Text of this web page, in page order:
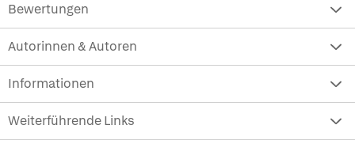
Bewertungen
Autorinnen & Autoren
Informationen
Weiterführende Links